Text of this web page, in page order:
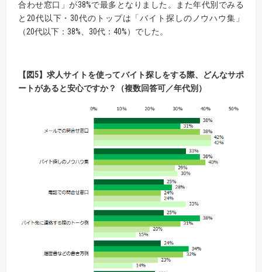
合わせ窓口」が38%で最多となりました。また年代別でみる
と20代以下・30代のトップは「バイト探しのノウハウ集」
（20代以下：38%、30代：40%）でした。
【 図5】求人サイトを使ってバイト探しをする際、どんなサポ
ートがあると安心ですか？（複数回答可／年代別）